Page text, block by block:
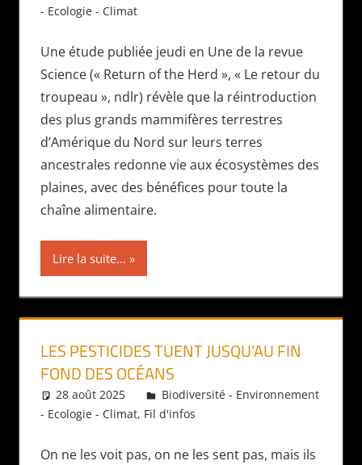
- Ecologie - Climat
Une étude publiée jeudi en Une de la revue
Science (« Return of the Herd », « Le retour du
troupeau », ndlr) révèle que la réintroduction
des plus grands mammifères terrestres
d’Amérique du Nord sur leurs terres
ancestrales redonne vie aux écosystèmes des
plaines, avec des bénéfices pour toute la
chaîne alimentaire.
Lire la suite...
LES PESTICIDES TUENT JUSQU’AU FIN
FOND DES OCÉANS
28 août 2025 Daniel
Biodiversité - Environnement
- Ecologie - Climat, Fil d'infos
On ne les voit pas, on ne les sent pas, mais ils